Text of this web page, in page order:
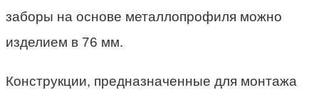
заборы на основе металлопрофиля можно
изделием в 76 мм.
Конструкции, предназначенные для монтажа